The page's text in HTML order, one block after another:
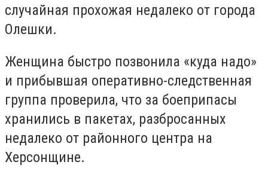
случайная прохожая недалеко от города
Олешки.
Женщина быстро позвонила «куда надо»
и прибывшая оперативно-следственная
группа проверила, что за боеприпасы
хранились в пакетах, разбросанных
недалеко от районного центра на
Херсонщине.